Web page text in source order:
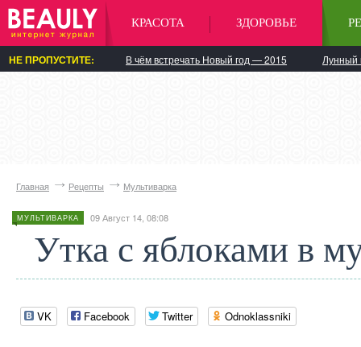
КРАСОТА ЗДОРОВЬЕ
НЕ ПРОПУСТИТЕ: В чём встречать Новый год — 2015 Лунный
Главная Рецепты Мультиварка
МУЛЬТИВАРКА 09 Август 14, 08:08
Утка с яблоками в
VK Facebook Twitter Odnoklassniki